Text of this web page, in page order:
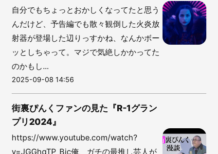
自分でもちょっとおかしくなってたと思う
んだけど、予告編でも散々観倒した火炎放
射器が登場した辺りっすかね、なんかボー
ッとしちゃって。マジで気絶しかかってた
のかもし...
2025-09-08 14:56
街裏ぴんくファンの見た『R-1グラン
プリ2024』
https://www.youtube.com/watch?
v=JGGhqTP_Bjc俺、ガチの最推し芸人が